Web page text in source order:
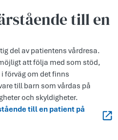
till en
del av patientens vårdresa.
att följa med som stöd,
förväg om det finns
till barn som vårdas på
och skyldigheter.
till en patient på